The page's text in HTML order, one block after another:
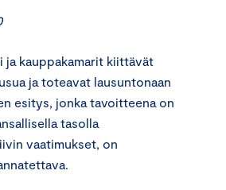
ja kauppakamarit kiittävät
ja toteavat lausuntonaan
esitys, jonka tavoitteena on
tasolla
vaatimukset, on